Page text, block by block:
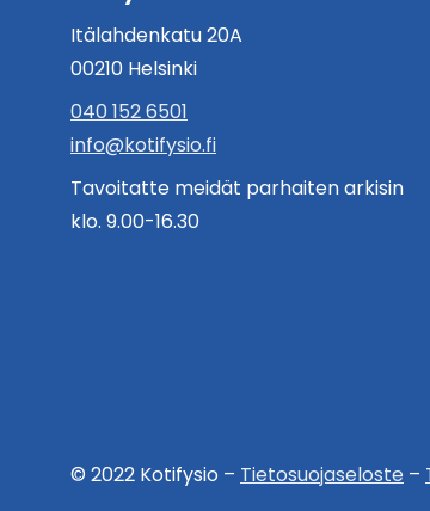
Itälahdenkatu 20A
00210 Helsinki
040 152 6501
info@kotifysio.fi
Tavoitatte meidät parhaiten arkisin
klo. 9.00-16.30
© 2022 Kotifysio – Tietosuojaseloste –